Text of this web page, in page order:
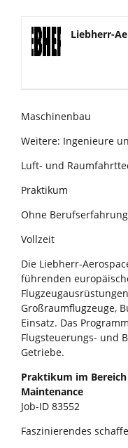
Liebherr-
Maschinenbau
Weitere: Ingenieure
Luft- und
Praktikum
Ohne Berufserfahrung
Vollzeit
Die Liebherr-
führenden
Großraumflugzeuge,
Einsatz. Das
Flugsteuerungs- und
Getriebe.
Praktikum im
Maintenance
Job-ID 83552
Faszinierendes